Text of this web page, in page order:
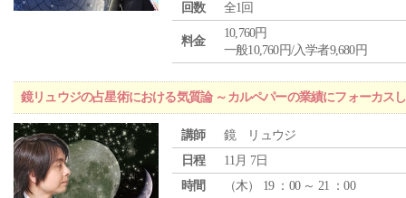
回数
全1回
料金
10,760円
一般10,760円/入学者9,680円
鏡リュウジの占星術における気質論 ～カルペパーの業績にフォーカス
講師
鏡 リュウジ
日程
11月 7日
時間
（木） 19 ：00 ～ 21 ：00